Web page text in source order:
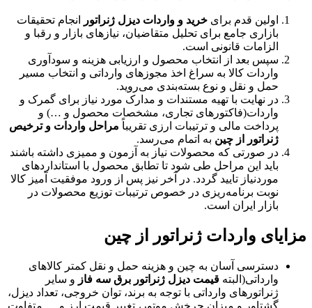
اولین قدم برایخرید و واردات دیزل ژنراتورانجام تحقیقات
بازاری جامع برای تحلیل متقاضیان، نیازهای بازار و رقبا و
الزامات قانونی است.
سپس بعد از انتخاب محصول و ارزیابی هزینه و سودآوری
واردات کالا به سراغ اخذ مجوزهای وارداتی و انتخاب مسیر
حمل و نقل و نوع بسته‌بندی می‌روید.
در نهایت با تهیه مستندات و مدارک مورد نیاز برای گمرک و
واردات(فاکتورهای تجاری، مشخصات محصول و …) و
پرداخت مالی و ترتیبات ارزی تقریباًمراحل واردات و ترخیص
ژنراتور از چین به اتمام می‌رسد.
در صورتی که محصولات نیاز به آزمون و ممیزی داشته باشند
باید این مراحل طی شود تا تطابق محصول با استانداردهای
موردنیاز تایید گردد. در آخر نیز پس از ورود موفقیت آمیز کالا
نوبت برنامه‌ریزی در خصوص ترتیبات توزیع محصولات در
بازار ایران است.
واردات ژنراتور از چین
دسترسی آسان به چین و هزینه حمل و نقل کمتر کالاهای
وارداتی(البته قیمت دیزل ژنراتور برق سه فازو سایر
ژنراتورهای وارداتی با توجه به برند، توان خروجی، تعداد دیزل،